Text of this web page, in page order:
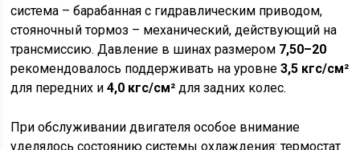
система – барабанная с гидравлическим приводом,
стояночный тормоз – механический, действующий на
трансмиссию. Давление в шинах размером 7,50–20
рекомендовалось поддерживать на уровне3,5 кгс/см²
для передних и4,0 кгс/см² для задних колес.
При обслуживании двигателя особое внимание
уделялось состоянию системы охлаждения: термостат